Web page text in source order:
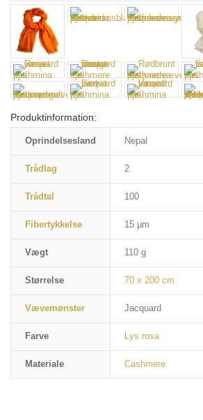
Produktinformation:
Oprindelsesland Nepal
Trådlag 2
Trådtal 100
Fibertykkelse 15 µm
Vægt 110 g
Størrelse 70 x 200 cm
Vævemønster Jacquard
Farve Lys rosa
Materiale Cashmere